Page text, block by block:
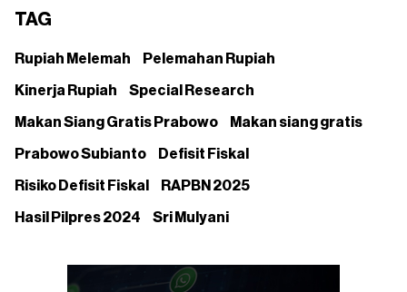
TAG
Rupiah Melemah Pelemahan Rupiah
Kinerja Rupiah Special Research
Makan Siang Gratis Prabowo Makan siang gratis
Prabowo Subianto Defisit Fiskal
Risiko Defisit Fiskal RAPBN 2025
Hasil Pilpres 2024 Sri Mulyani